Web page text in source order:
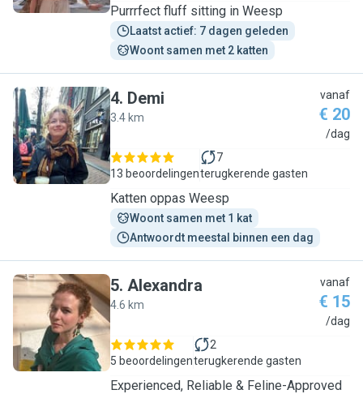
Purrrfect fluff sitting in Weesp
Laatst actief: 7 dagen geleden
Woont samen met 2 katten
D
4. Demi
3.4 km
vanaf
€ 20
/dag
13 beoordelingen
7
terugkerende gasten
Katten oppas Weesp
Woont samen met 1 kat
Antwoordt meestal binnen een dag
A
5. Alexandra
4.6 km
vanaf
€ 15
/dag
5 beoordelingen
2
terugkerende gasten
Experienced, Reliable & Feline-Approved